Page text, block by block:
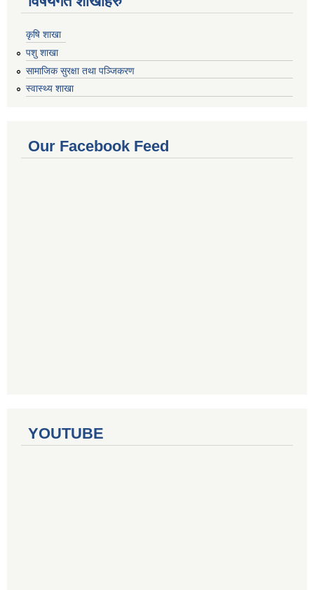
कृषि शाखा
पशु शाखा
सामाजिक सुरक्षा तथा पञ्जिकरण
स्वास्थ्य शाखा
Our Facebook Feed
YOUTUBE